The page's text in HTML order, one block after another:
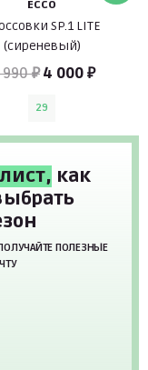
ECCO
SP.1 LITE
(сиреневый)
990 ₽ 4 000 ₽
29
как
ПОЛЕЗНЫЕ